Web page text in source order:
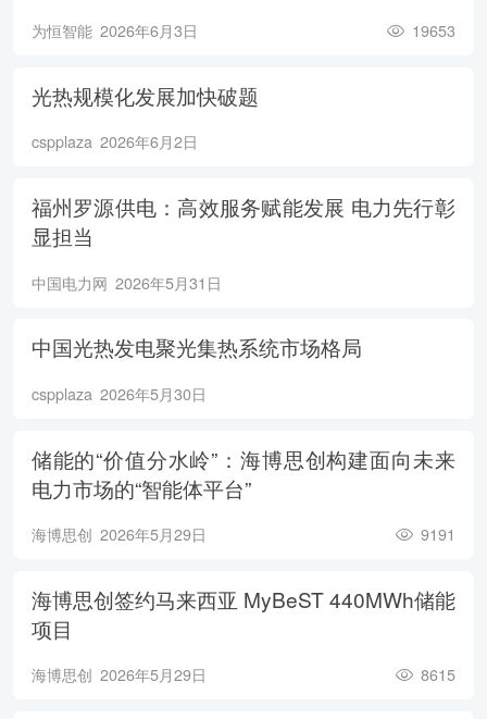
为恒智能 2026年6月3日 19653
光热规模化发展加快破题
cspplaza 2026年6月2日
福州罗源供电：高效服务赋能发展 电力先行彰
显担当
中国电力网 2026年5月31日
中国光热发电聚光集热系统市场格局
cspplaza 2026年5月30日
储能的“价值分水岭”：海博思创构建面向未来
电力市场的“智能体平台”
海博思创 2026年5月29日 9191
海博思创签约马来西亚 MyBeST 440MWh储能
项目
海博思创 2026年5月29日 8615